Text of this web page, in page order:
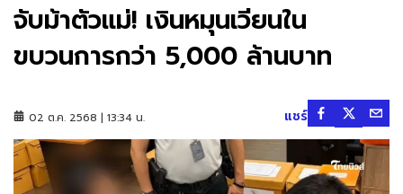
จับม้าตัวแม่! เงินหมุนเวียนใน
ขบวนการกว่า 5,000 ล้านบาท
02 ต.ค. 2568 | 13:34 น. แชร์